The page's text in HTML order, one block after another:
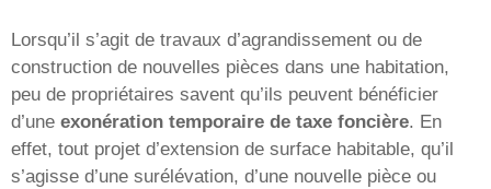
Lorsqu’il s’agit de travaux d’agrandissement ou de
construction de nouvelles pièces dans une habitation,
peu de propriétaires savent qu’ils peuvent bénéficier
d’une exonération temporaire de taxe foncière. En
effet, tout projet d’extension de surface habitable, qu’il
s’agisse d’une surélévation, d’une nouvelle pièce ou